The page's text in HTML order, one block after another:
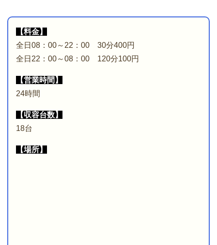
【料金】
全日08：00～22：00 30分400円
全日22：00～08：00 120分100円
【営業時間】
24時間
【収容台数】
18台
【場所】